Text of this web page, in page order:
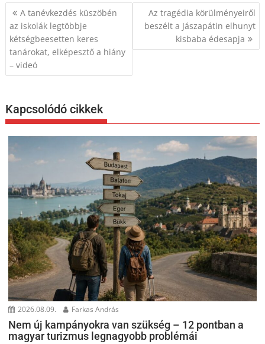
Bejegyzés
navigáció
A tanévkezdés küszöbén
az iskolák legtöbbje
kétségbeesetten keres
tanárokat, elképesztő a hiány
– videó
Az tragédia körülményeiről
beszélt a Jászapátin elhunyt
kisbaba édesapja
Kapcsolódó cikkek
2026.08.09. Farkas András
Nem új kampányokra van szükség – 12 pontban a
magyar turizmus legnagyobb problémái